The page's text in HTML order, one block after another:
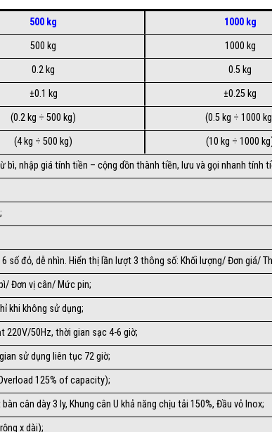
500 kg 1000 kg
500 kg 1000 kg
0.2 kg 0.5 kg
±0.1 kg ±0.25 kg
(0.2 kg ÷ 500 kg) (0.5 kg ÷ 1000
(4 kg ÷ 500 kg) (10 kg ÷ 1000
bì, nhập giá tính tiền – cộng dồn thành tiền, lưu và gọi nhanh tính
6 số đỏ, dễ nhìn. Hiển thị lần lượt 3 thông số: Khối lượng/ Đơn giá/
Đơn vị cân/ Mức pin;
khi không sử dụng;
220V/50Hz, thời gian sạc 4-6 giờ;
sử dụng liên tục 72 giờ;
125% of capacity);
bàn cân dày 3 ly, Khung cân U khả năng chịu tải 150%, Đầu vỏ Inox;
x dài);